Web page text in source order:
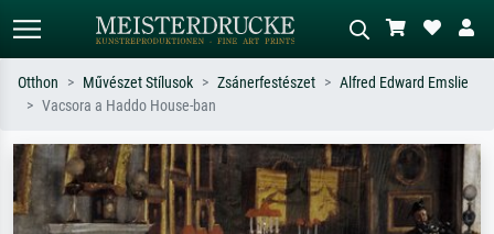
Keressen művész, műcím vagy stílus
szerint – pl. Monet, Csillagos éj,
impresszionizmus, Hokusai-hullám,
akt.
Írja le a jelenetet – pl. zöld rét, sok
piros absztrakt, sötét olajkép, álló akt
egy fa mellett.
Otthon Művészet Stílusok Zsánerfestészet
Alfred Edward Emslie
Vacsora a Haddo House-ban